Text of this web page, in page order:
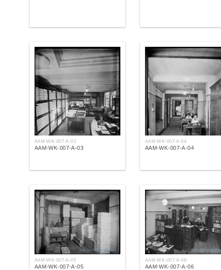
AAM-WK-007-A-03
AAM-WK-007-A-03
AAM-WK-007-A-04
AAM-WK-007-A-04
AAM-WK-007-A-05
AAM-WK-007-A-05
AAM-WK-007-A-06
AAM-WK-007-A-06